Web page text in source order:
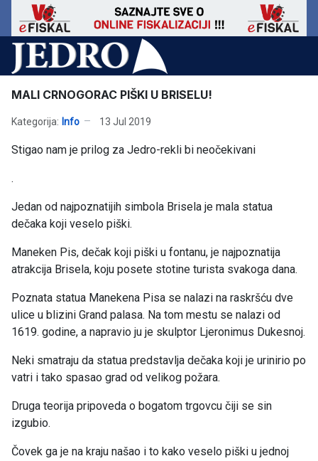
MALI CRNOGORAC PIŠKI U BRISELU!
Kategorija: Info 13 Jul 2019
Stigao nam je prilog za Jedro-rekli bi neočekivani
.
Jedan od najpoznatijih simbola Brisela je mala statua
dečaka koji veselo piški.
Maneken Pis, dečak koji piški u fontanu, je najpoznatija
atrakcija Brisela, koju posete stotine turista svakoga dana.
Poznata statua Manekena Pisa se nalazi na raskršću dve
ulice u blizini Grand palasa. Na tom mestu se nalazi od
1619. godine, a napravio ju je skulptor Ljeronimus Dukesnoj.
Neki smatraju da statua predstavlja dečaka koji je urinirio po
vatri i tako spasao grad od velikog požara.
Druga teorija pripoveda o bogatom trgovcu čiji se sin
izgubio.
Čovek ga je na kraju našao i to kako veselo piški u jednoj